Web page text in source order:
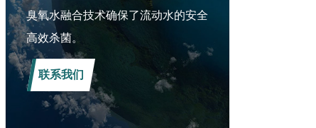
臭氧水融合技术确保了流动水的安全
高效杀菌。
联系我们